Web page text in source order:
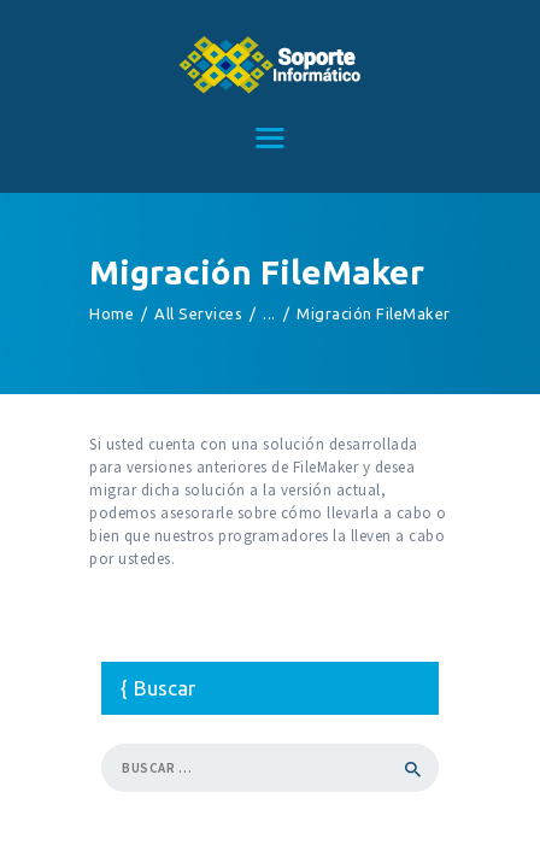
Migración FileMaker
Home All Services ... Migración FileMaker
BLOG
TIENDA
Si usted cuenta con una solución desarrollada
para versiones anteriores de FileMaker y desea
migrar dicha solución a la versión actual,
podemos asesorarle sobre cómo llevarla a cabo o
bien que nuestros programadores la lleven a cabo
por ustedes.
Buscar